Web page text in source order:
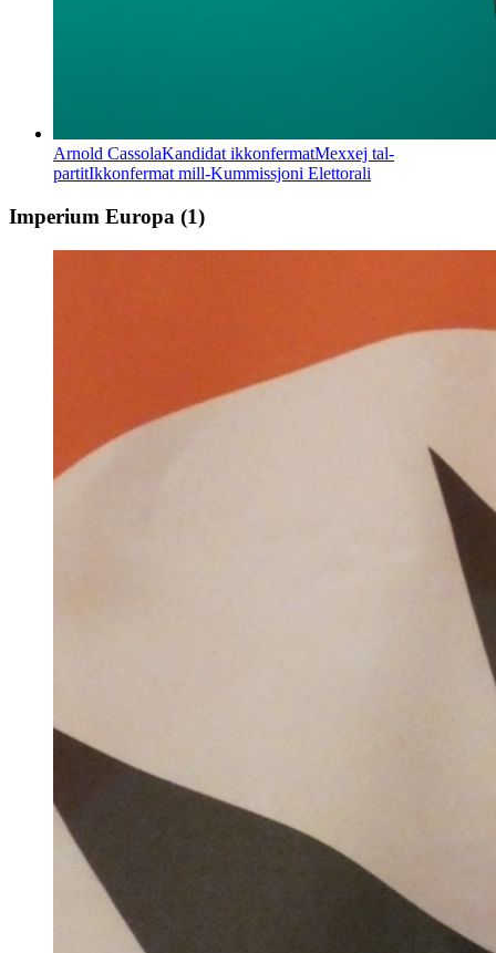
Arnold CassolaKandidat ikkonfermatMexxej tal-
partitIkkonfermat mill-Kummissjoni Elettorali
Imperium Europa (1)